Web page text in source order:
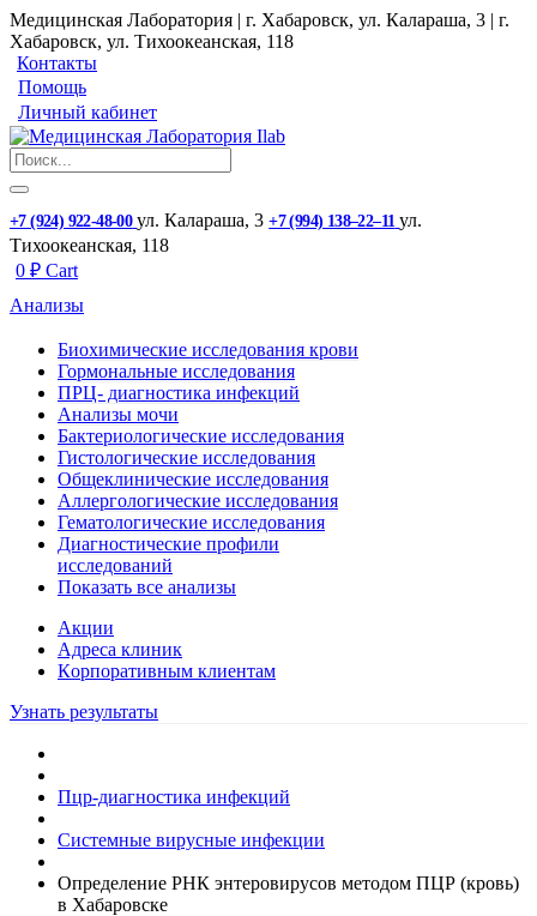
Медицинская Лаборатория | г. Хабаровск, ул. Калараша, 3 | г.
Хабаровск, ул. ​Тихоокеанская, 118
Контакты
Помощь
Личный кабинет
+7 (924) 922-48-00 ул. ​Калараша, 3 +7 (994) 138‒22‒11 ул. ​
Тихоокеанская, 118
0 ₽ Cart
Анализы
Биохимические исследования крови
Гормональные исследования
ПРЦ- диагностика инфекций
Анализы мочи
Бактериологические исследования
Гистологические исследования
Общеклинические исследования
Аллергологические исследования
Гематологические исследования
Диагностические профили
исследований
Показать все анализы
Акции
Адреса клиник
Кoрпоративным клиентам
Узнать результаты
Пцр-диагностика инфекций
Системные вирусные инфекции
Определение РНК энтеровирусов методом ПЦР (кровь)
в Хабаровске